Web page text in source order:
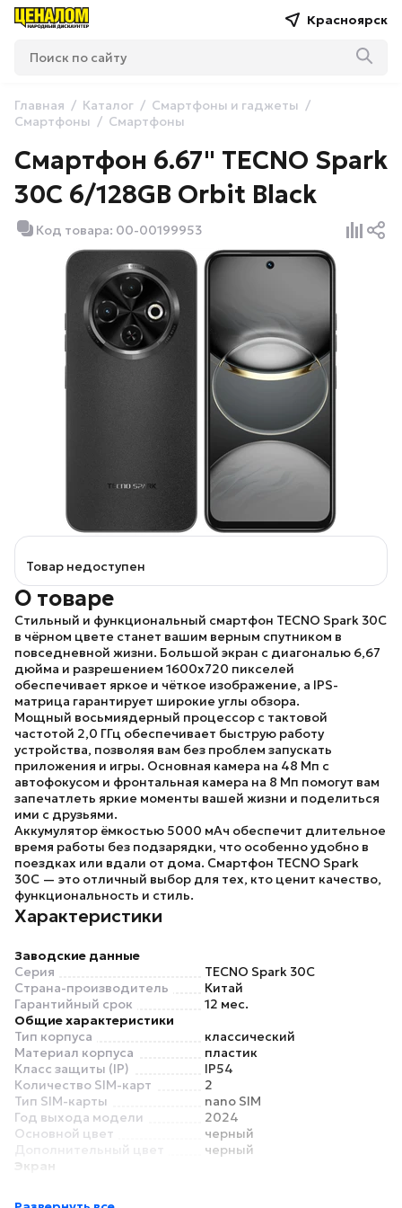
Красноярск
Главная Каталог
Смартфоны и гаджеты
Смартфоны
Смартфоны
Смартфон 6.67" TECNO Spark
30C 6/128GB Orbit Black
Код товара: 00-00199953
Товар недоступен
О товаре
Стильный и функциональный смартфон TECNO Spark 30C
в чёрном цвете станет вашим верным спутником в
повседневной жизни. Большой экран с диагональю 6,67
дюйма и разрешением 1600х720 пикселей
обеспечивает яркое и чёткое изображение, а IPS-
матрица гарантирует широкие углы обзора.
Мощный восьмиядерный процессор с тактовой
частотой 2,0 ГГц обеспечивает быструю работу
устройства, позволяя вам без проблем запускать
приложения и игры. Основная камера на 48 Мп с
автофокусом и фронтальная камера на 8 Мп помогут вам
запечатлеть яркие моменты вашей жизни и поделиться
ими с друзьями.
Аккумулятор ёмкостью 5000 мАч обеспечит длительное
время работы без подзарядки, что особенно удобно в
поездках или вдали от дома. Смартфон TECNO Spark
30C — это отличный выбор для тех, кто ценит качество,
функциональность и стиль.
Характеристики
Заводские данные
Серия
TECNO Spark 30C
Страна-производитель
Китай
Гарантийный срок
12 мес.
Общие характеристики
Тип корпуса
классический
Материал корпуса
пластик
Класс защиты (IP)
IP54
Количество SIM-карт
2
Тип SIM-карты
nano SIM
Год выхода модели
2024
Основной цвет
черный
Дополнительный цвет
черный
Экран